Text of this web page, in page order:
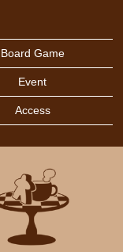
Board Game
Event
Access